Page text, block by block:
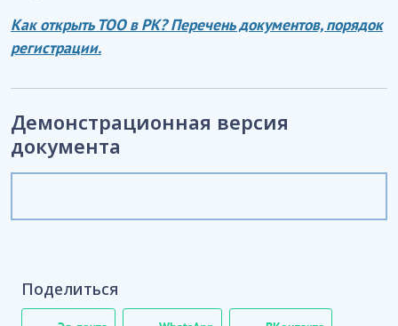
Как открыть ТОО в РК? Перечень документов, порядок
регистрации.
Демонстрационная версия
документа
Поделиться